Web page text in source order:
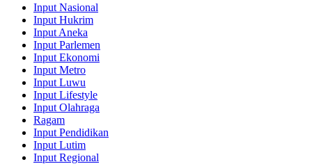
Input Nasional
Input Hukrim
Input Aneka
Input Parlemen
Input Ekonomi
Input Metro
Input Luwu
Input Lifestyle
Input Olahraga
Ragam
Input Pendidikan
Input Lutim
Input Regional